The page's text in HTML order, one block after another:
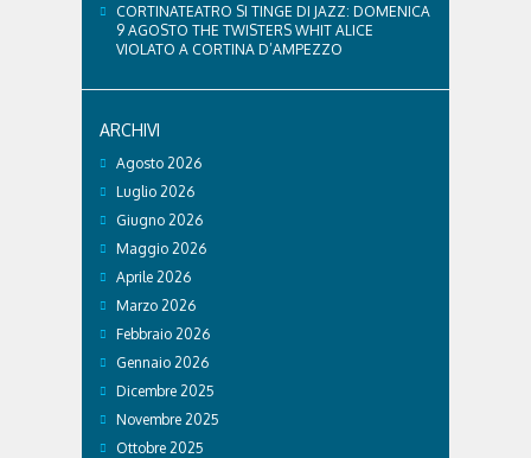
CORTINATEATRO SI TINGE DI JAZZ: DOMENICA
9 AGOSTO THE TWISTERS WHIT ALICE
VIOLATO A CORTINA D’AMPEZZO
ARCHIVI
Agosto 2026
Luglio 2026
Giugno 2026
Maggio 2026
Aprile 2026
Marzo 2026
Febbraio 2026
Gennaio 2026
Dicembre 2025
Novembre 2025
Ottobre 2025